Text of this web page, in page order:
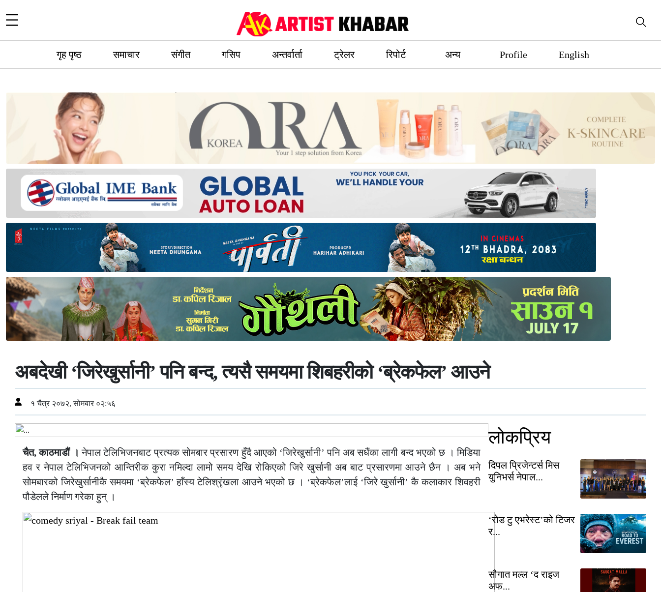
गृह पृष्ठ समाचार संगीत गसिप अन्तर्वार्ता ट्रेलर रिपोर्ट अन्य Profile English
अबदेखी ‘जिरेखुर्सानी’ पनि बन्द, त्यसै समयमा शिबहरीको ‘ब्रेकफेल’ आउने
१ चैत्र २०७२, सोमबार ०२:५६
चैत, काठमाडौं । नेपाल टेलिभिजनबाट प्रत्यक सोमबार प्रसारण हुँदै आएको ‘जिरेखुर्सानी’ पनि अब सधैंका लागी बन्द भएको छ । मिडिया
हव र नेपाल टेलिभिजनको आन्तिरीक कुरा नमिल्दा लामो समय देखि रोकिएको जिरे खुर्सानी अब बाट प्रसारणमा आउने छैन । अब भने
सोमबारको जिरेखुर्सानीकै समयमा ‘ब्रेकफेल’ हाँस्य टेलिश्रृंखला आउने भएको छ । ‘ब्रेकफेल’लाई ‘जिरे खुर्सानी’ कै कलाकार शिवहरी
पौडेलले निर्माण गरेका हुन् ।
लोकप्रिय
दिपल प्रिजेन्टर्स मिस
युनिभर्स नेपाल...
‘रोड टु एभरेस्ट’को टिजर
र...
सौगात मल्ल ‘द राइज
अफ...